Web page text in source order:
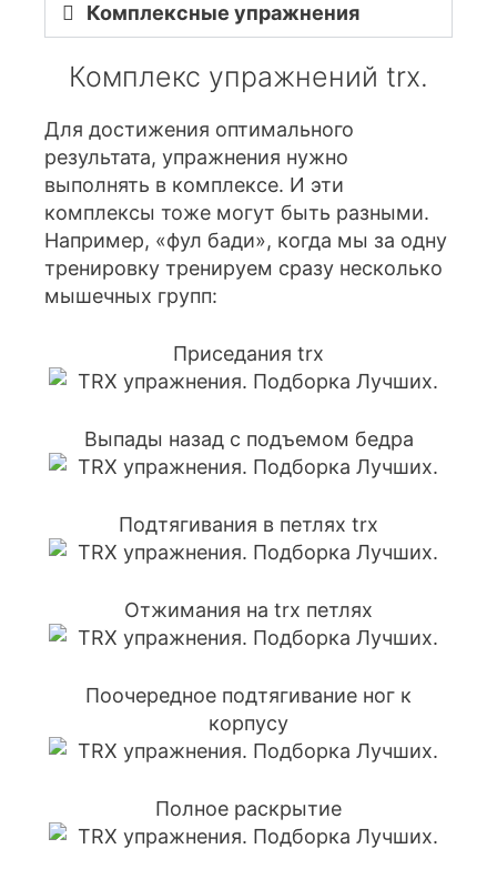
Комплексные упражнения
Комплекс упражнений trx.
Для достижения оптимального
результата, упражнения нужно
выполнять в комплексе. И эти
комплексы тоже могут быть разными.
Например, «фул бади», когда мы за одну
тренировку тренируем сразу несколько
мышечных групп:
Приседания trx
Выпады назад с подъемом бедра
Подтягивания в петлях trx
Отжимания на trx петлях
Поочередное подтягивание ног к
корпусу
Полное раскрытие